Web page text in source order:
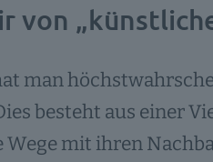
von
man
besteht aus einer
Wege mit ihren